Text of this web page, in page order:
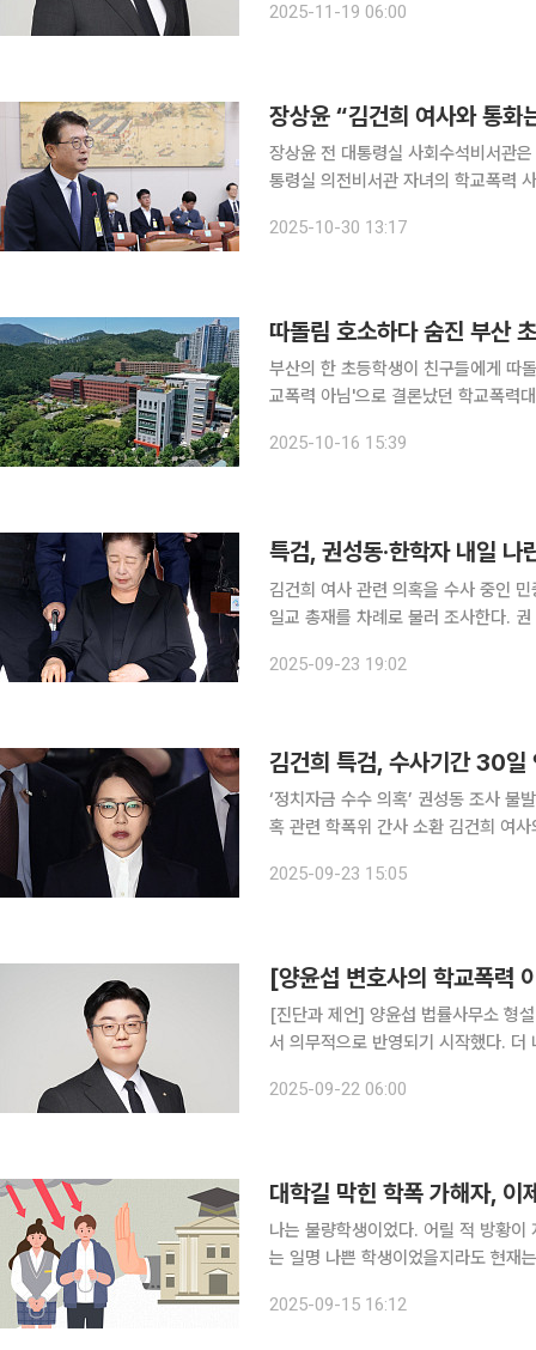
은 수험생들은 이제 원하는 대학에
2025-11-19 06:00
장상윤 “김건희 여사와 통
장상윤 전 대통령실 사회수석비서관
통령실 의전비서관 자녀의 학교폭력 사건 무마
있느냐. 있다면 부적절한 것 아니냐'
2025-10-30 13:17
따돌림 호소하다 숨진 부산
부산의 한 초등학생이 친구들에게 따
교폭력 아님'으로 결론났던 학교폭력
부산시교육청에 따르면, 행심위는 지
2025-10-16 15:39
특검, 권성동·한학자 내일
김건희 여사 관련 의혹을 수사 중인
일교 총재를 차례로 불러 조사한다.
2025-09-23 19:02
김건희 특검, 수사기간 30일
‘정치자금 수수 의혹’ 권성동 조사
혹 관련 학폭위 간사 소환 김건희 여사의 각종 의혹을 수사하는 민중기 특별검사팀이 수사 기간을
2025-09-23 15:05
[양윤섭 변호사의 학교폭력
[진단과 제언] 양윤섭 법률사무소 형설 대표 변호사 학교폭력 조치 사항
서 의무적으로 반영되기 시작했다.
폭력 조치 사항은 주로 학생부 교과나
2025-09-22 06:00
대학길 막힌 학폭 가해자,
나는 불량학생이었다. 어릴 적 방황이 지금의 나를 만들었다
는 일명 나쁜 학생이었을지라도 현재
낌이었죠. 그 불량학생으로 인해 학창
2025-09-15 16:12